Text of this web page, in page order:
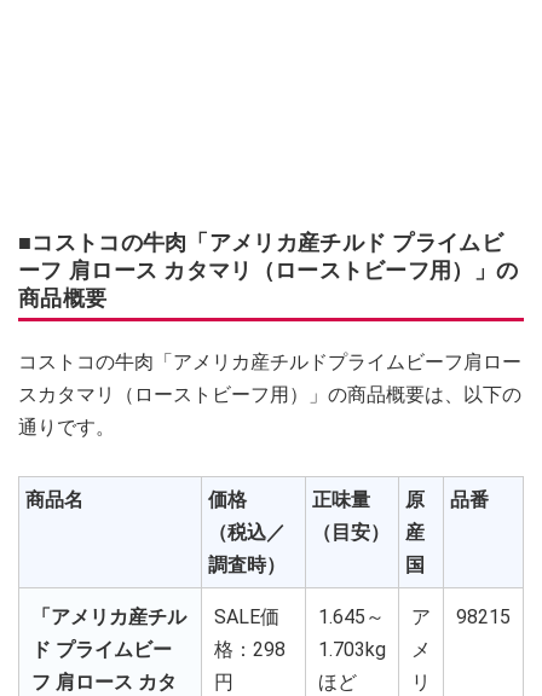
■コストコの牛肉「アメリカ産チルド プライムビ
ーフ 肩ロース カタマリ（ローストビーフ用）」の
商品概要
コストコの牛肉「アメリカ産チルドプライムビーフ肩ロー
スカタマリ（ローストビーフ用）」の商品概要は、以下の
通りです。
商品名
価格
（税込／
調査時）
正味量
（目安）
原
産
国
品番
「アメリカ産チル
ド プライムビー
フ 肩ロース カタ
SALE価
格：298
円
1.645～
1.703kg
ほど
ア
メ
リ
98215